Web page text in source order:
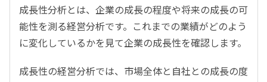
成長性分析とは、企業の成長の程度や将来の成長の可
能性を測る経営分析です。これまでの業績がどのよう
に変化しているかを見て企業の成長性を確認します。
成長性の経営分析では、市場全体と自社との成長の度